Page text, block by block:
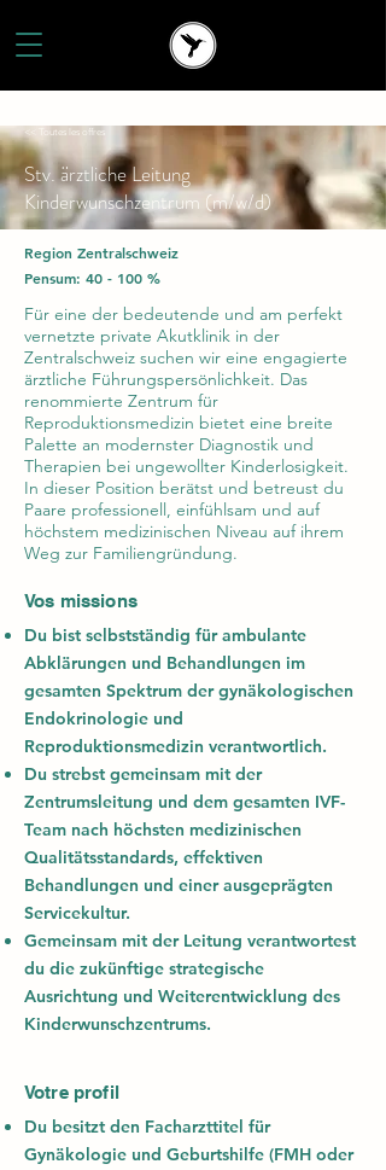
<< Toutes les offres
Stv. ärztliche Leitung
Kinderwunschzentrum (m/w/d)
Region Zentralschweiz
Pensum: 40 - 100 %
Für eine der bedeutende und am perfekt
vernetzte private Akutklinik in der
Zentralschweiz suchen wir eine engagierte
ärztliche Führungspersönlichkeit. Das
renommierte Zentrum für
Reproduktionsmedizin bietet eine breite
Palette an modernster Diagnostik und
Therapien bei ungewollter Kinderlosigkeit.
In dieser Position berätst und betreust du
Paare professionell, einfühlsam und auf
höchstem medizinischen Niveau auf ihrem
Weg zur Familiengründung.
Vos missions
Du bist selbstständig für ambulante
Abklärungen und Behandlungen im
gesamten Spektrum der gynäkologischen
Endokrinologie und
Reproduktionsmedizin verantwortlich.
Du strebst gemeinsam mit der
Zentrumsleitung und dem gesamten IVF-
Team nach höchsten medizinischen
Qualitätsstandards, effektiven
Behandlungen und einer ausgeprägten
Servicekultur.
Gemeinsam mit der Leitung verantwortest
du die zukünftige strategische
Ausrichtung und Weiterentwicklung des
Kinderwunschzentrums.
Votre profil
Du besitzt den Facharzttitel für
Gynäkologie und Geburtshilfe (FMH oder